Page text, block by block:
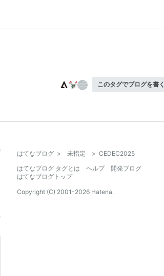
このタグでブログを書く
はてなブログ > 未指定 > CEDEC2025
はてなブログ タグとは
ヘルプ
開発ブログ
はてなブログトップ
Copyright (C) 2001-2026 Hatena.